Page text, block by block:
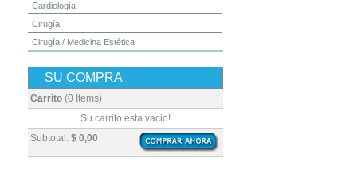
Cardiología
Cirugía
Cirugía / Medicina Estética
Dermatología
Diagnóstico por Imagen / Radiología
Embriología
SU COMPRA
Carrito (0 Items)
Subtotal: $ 0,00
Su carrito esta vacio!